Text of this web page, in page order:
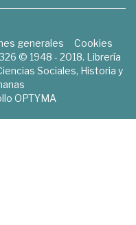
generales
Cookies
© 1948 - 2018. Librería
Sociales, Historia y
OPTYMA